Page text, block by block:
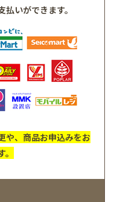
いができます。
や、商品お申込みをお